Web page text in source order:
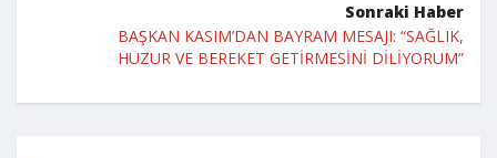
Sonraki Haber
BAŞKAN KASIM’DAN BAYRAM MESAJI: “SAĞLIK,
HUZUR VE BEREKET GETİRMESİNİ DİLİYORUM”